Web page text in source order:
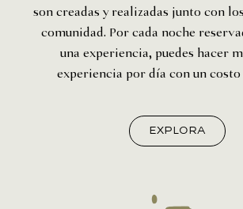
son creadas y realizadas junto con
comunidad. Por cada noche
una experiencia, puedes hacer
experiencia por día con un
explora